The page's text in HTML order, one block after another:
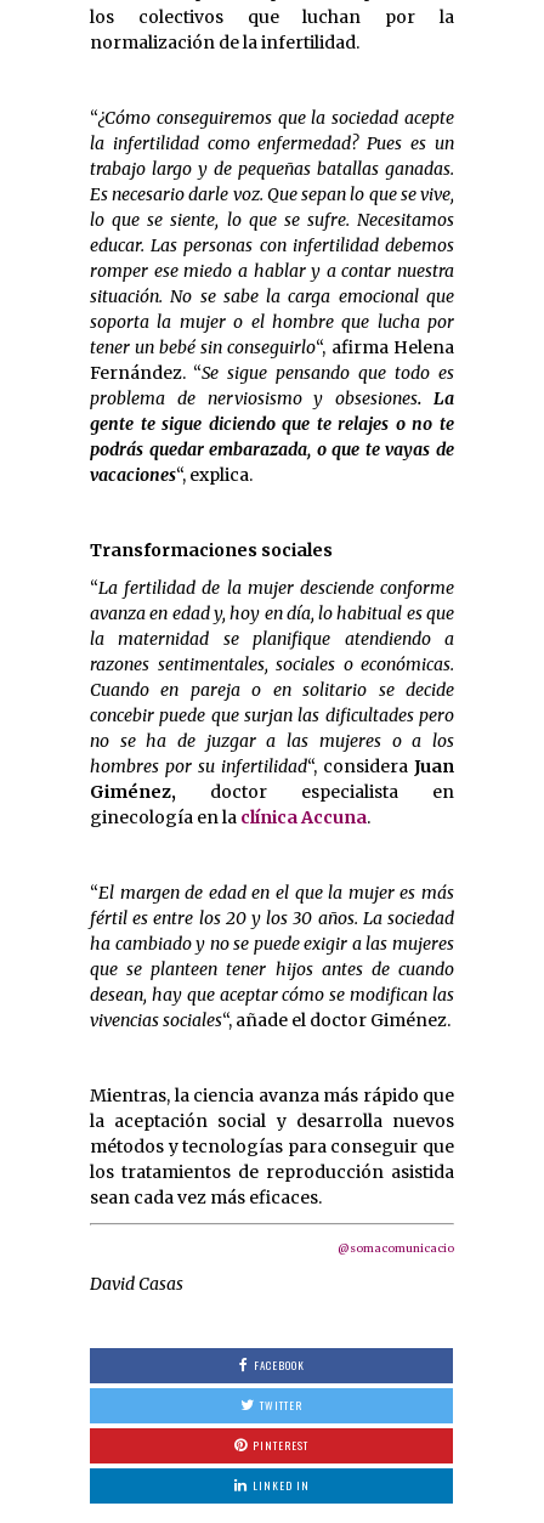
los colectivos que luchan por la
normalización de la infertilidad.
“¿Cómo conseguiremos que la sociedad acepte
la infertilidad como enfermedad? Pues es un
trabajo largo y de pequeñas batallas ganadas.
Es necesario darle voz. Que sepan lo que se vive,
lo que se siente, lo que se sufre. Necesitamos
educar. Las personas con infertilidad debemos
romper ese miedo a hablar y a contar nuestra
situación. No se sabe la carga emocional que
soporta la mujer o el hombre que lucha por
tener un bebé sin conseguirlo“, afirma Helena
Fernández. “Se sigue pensando que todo es
problema de nerviosismo y obsesiones. La
gente te sigue diciendo que te relajes o no te
podrás quedar embarazada, o que te vayas de
vacaciones“, explica.
Transformaciones sociales
“La fertilidad de la mujer desciende conforme
avanza en edad y, hoy en día, lo habitual es que
la maternidad se planifique atendiendo a
razones sentimentales, sociales o económicas.
Cuando en pareja o en solitario se decide
concebir puede que surjan las dificultades pero
no se ha de juzgar a las mujeres o a los
hombres por su infertilidad“, considera Juan
Giménez, doctor especialista en
ginecología en la clínica Accuna.
“El margen de edad en el que la mujer es más
fértil es entre los 20 y los 30 años. La sociedad
ha cambiado y no se puede exigir a las mujeres
que se planteen tener hijos antes de cuando
desean, hay que aceptar cómo se modifican las
vivencias sociales“, añade el doctor Giménez.
Mientras, la ciencia avanza más rápido que
la aceptación social y desarrolla nuevos
métodos y tecnologías para conseguir que
los tratamientos de reproducción asistida
sean cada vez más eficaces.
@somacomunicacio
David Casas
FACEBOOK
TWITTER
PINTEREST
LINKED IN